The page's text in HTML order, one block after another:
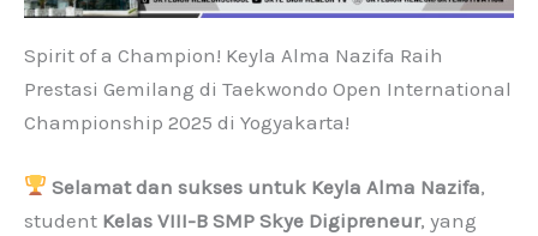
Spirit of a Champion! Keyla Alma Nazifa Raih
Prestasi Gemilang di Taekwondo Open International
Championship 2025 di Yogyakarta!
Selamat dan sukses untuk Keyla Alma Nazifa,
student Kelas VIII-B SMP Skye Digipreneur, yang